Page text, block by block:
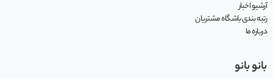
آرشیو اخبار
رتبه بندی باشگاه مشتریان
درباره ما
بانو بانو